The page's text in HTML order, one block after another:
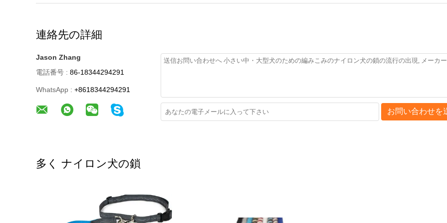
連絡先の詳細
Jason Zhang
電話番号 : 86-18344294291
WhatsApp : +8618344294291
お問い合わせを
多く ナイロン犬の鎖